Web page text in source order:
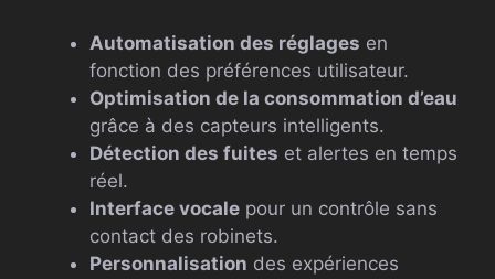
Automatisation des réglages en
fonction des préférences utilisateur.
Optimisation de la consommation d’eau
grâce à des capteurs intelligents.
Détection des fuites et alertes en temps
réel.
Interface vocale pour un contrôle sans
contact des robinets.
Personnalisation des expériences